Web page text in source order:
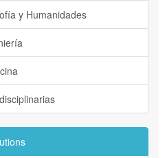
y Humanidades